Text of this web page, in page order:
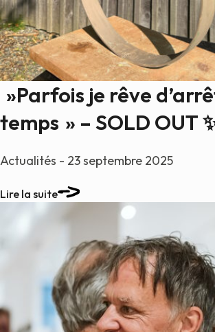
»Parfois je rêve
temps » – SOLD OUT
Actualités - 23 septembre 2025
Lire la suite